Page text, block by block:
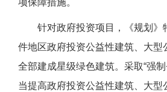
项保障措施。
针对政府投资项目，《规划》
件地区政府投资公益性建筑、大型
全部建成星级绿色建筑。采取“强
当提高政府投资公益性建筑、大型